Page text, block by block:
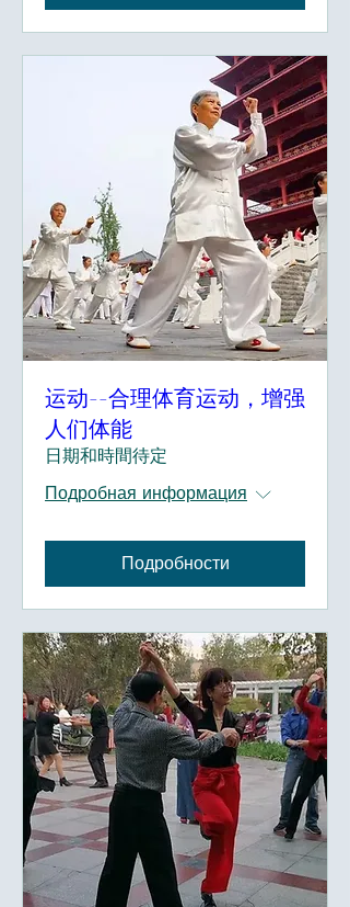
运动--合理体育运动，增强
人们体能
日期和時間待定
Подробная информация
Подробности